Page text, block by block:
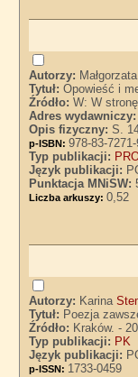
Autorzy: Małgorzata
Tytuł:Opowieść i
Źródło:W: W
Adres wydawniczy:
Opis fizyczny:S.
p-ISBN:978-83-
Typ publikacji:
Język publikacji:
Punktacja MNiSW:
Liczba arkuszy:0,52
Autorzy: Karina
Tytuł: Poezja
Źródło: Kraków. -
Typ publikacji: PK
Język publikacji:
p-ISSN: 1733-0459